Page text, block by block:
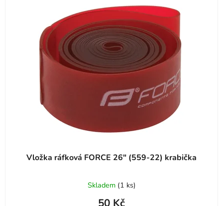
Vložka ráfková FORCE 26" (559-22) krabička
Skladem (1 ks)
50 Kč